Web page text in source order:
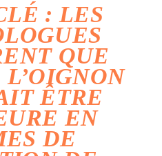
: LES
QUE
ÊTRE
EN
DE